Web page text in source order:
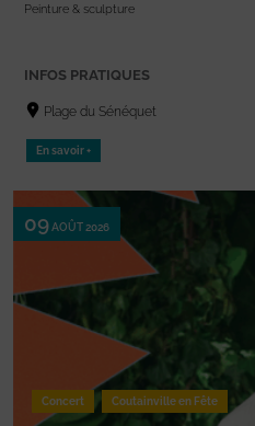
Peinture & sculpture
INFOS PRATIQUES
Plage du Sénéquet
En savoir +
09 AOÛT 2026
Concert Coutainville en Fête